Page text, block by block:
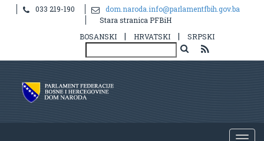
033 219-190
dom.naroda.info@parlamentfbih.gov.ba
Stara stranica PFBiH
BOSANSKI
| HRVATSKI | SRPSKI